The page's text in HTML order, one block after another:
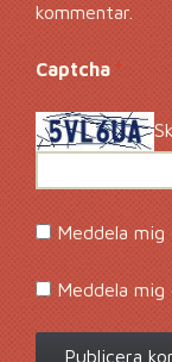
kommentar.
Captcha *
Meddela
Meddela